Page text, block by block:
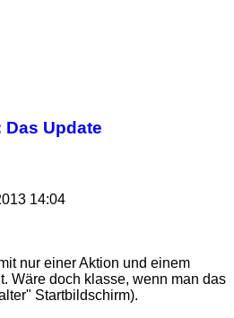
Das Update
14:04
nur einer Aktion und einem
Wäre doch klasse, wenn man das
Startbildschirm).